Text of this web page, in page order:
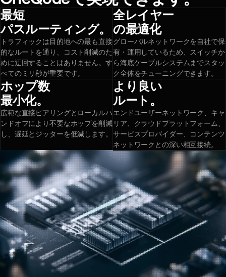
最短
パスルーティング。
トラフィックは目的地への最も直接
的なルートを通り、コスト削減のた
めに迂回することはありません。す
べてのミリ秒が重要です。
全レイヤー
の最適化
グローバルネットワークを自社で保
有・運用しているため、スイッチか
ら海底ケーブルシステムまでスタッ
ク全体をチューニングできます。
ホップ数
最小化。
広範な直接ピアリングとローカルハ
ンドオフにより不要なホップを削減
し、遅延とジッターを低減します。
より良い
ルート。
エンドユーザーネットワーク、キャ
リア、クラウドプラットフォーム、
サービスプロバイダー、コンテンツ
ネットワークとの深い相互接続。